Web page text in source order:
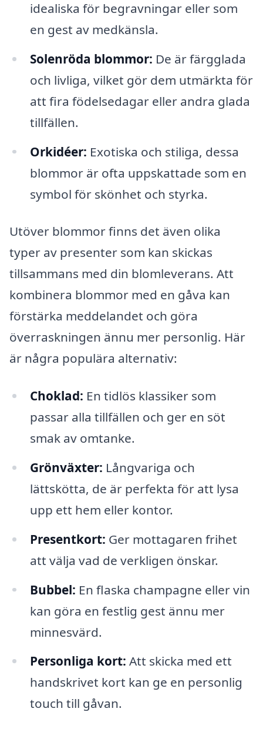
idealiska för begravningar eller som
en gest av medkänsla.
Solenröda blommor: De är färgglada
och livliga, vilket gör dem utmärkta för
att fira födelsedagar eller andra glada
tillfällen.
Orkidéer: Exotiska och stiliga, dessa
blommor är ofta uppskattade som en
symbol för skönhet och styrka.
Utöver blommor finns det även olika
typer av presenter som kan skickas
tillsammans med din blomleverans. Att
kombinera blommor med en gåva kan
förstärka meddelandet och göra
överraskningen ännu mer personlig. Här
är några populära alternativ:
Choklad: En tidlös klassiker som
passar alla tillfällen och ger en söt
smak av omtanke.
Grönväxter: Långvariga och
lättskötta, de är perfekta för att lysa
upp ett hem eller kontor.
Presentkort: Ger mottagaren frihet
att välja vad de verkligen önskar.
Bubbel: En flaska champagne eller vin
kan göra en festlig gest ännu mer
minnesvärd.
Personliga kort: Att skicka med ett
handskrivet kort kan ge en personlig
touch till gåvan.